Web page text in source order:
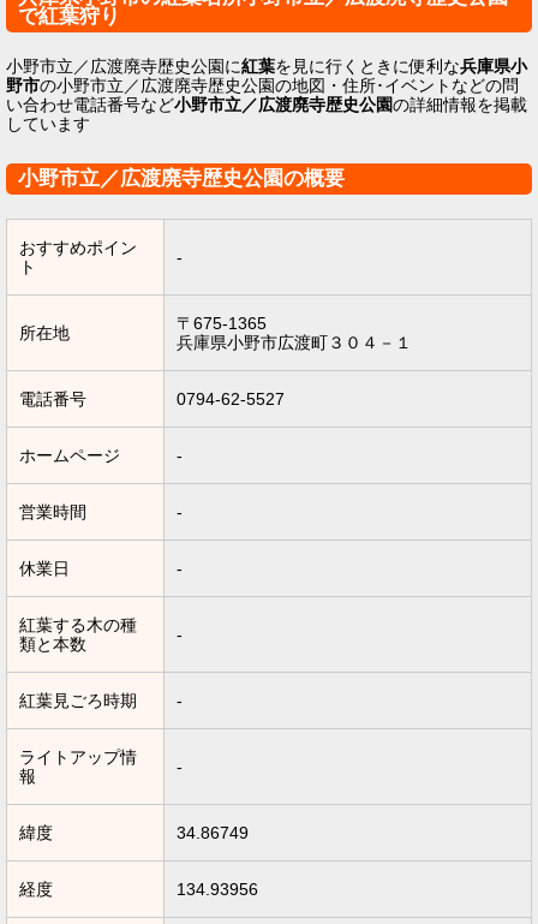
で紅葉狩り
小野市立／広渡廃寺歴史公園に紅葉を見に行くときに便利な兵庫県小
野市の小野市立／広渡廃寺歴史公園の地図・住所･イベントなどの問
い合わせ電話番号など小野市立／広渡廃寺歴史公園の詳細情報を掲載
しています
小野市立／広渡廃寺歴史公園の概要
おすすめポイン
ト
-
所在地
〒675-1365
兵庫県小野市広渡町３０４－１
電話番号 0794-62-5527
ホームページ -
営業時間 -
休業日 -
紅葉する木の種
類と本数
-
紅葉見ごろ時期 -
ライトアップ情
報
-
緯度 34.86749
経度 134.93956